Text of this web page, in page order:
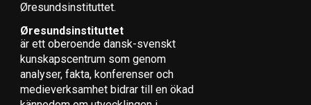
Øresundsinstituttet.
Øresundsinstituttet
är ett oberoende dansk-svenskt
kunskapscentrum som genom
analyser, fakta, konferenser och
medieverksamhet bidrar till en ökad